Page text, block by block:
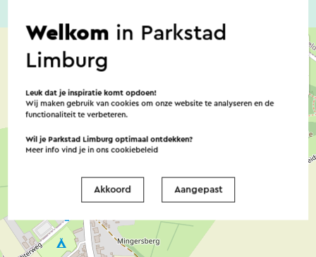
Welkom in Parkstad
Limburg
Leuk dat je inspiratie komt opdoen!
Wij maken gebruik van cookies om onze website te analyseren en de
functionaliteit te verbeteren.
Wil je Parkstad Limburg optimaal ontdekken?
Meer info vind je in onscookiebeleid
Akkoord Aangepast